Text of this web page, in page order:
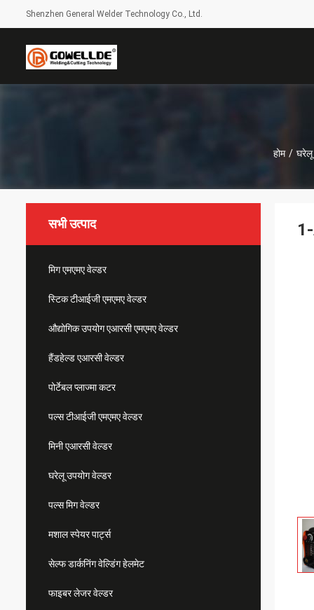
Shenzhen General Welder Technology Co., Ltd.
होम / घरेलू
सभी उत्पाद
मिग एमएमए वेल्डर
स्टिक टीआईजी एमएमए वेल्डर
औद्योगिक उपयोग एआरसी एमएमए वेल्डर
हैंडहेल्ड एआरसी वेल्डर
पोर्टेबल प्लाज्मा कटर
पल्स टीआईजी एमएमए वेल्डर
मिनी एआरसी वेल्डर
घरेलू उपयोग वेल्डर
पल्स मिग वेल्डर
मशाल स्पेयर पार्ट्स
सेल्फ डार्कनिंग वेल्डिंग हेलमेट
फाइबर लेजर वेल्डर